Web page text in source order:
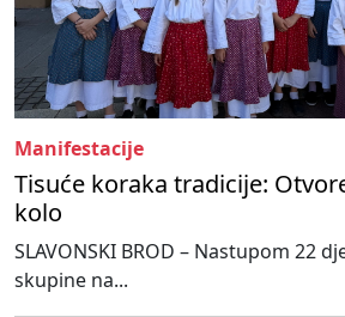
Manifestacije
Tisuće koraka tradicije:
kolo
SLAVONSKI BROD – Nastupom 22
skupine na...